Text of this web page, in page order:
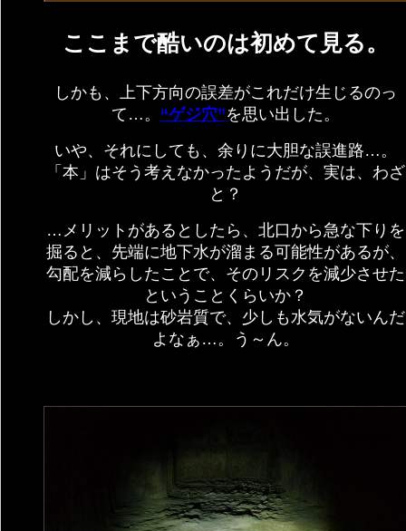
ここまで酷いのは初めて見る。
しかも、上下方向の誤差がこれだけ生じるのっ
て…。 “ゲジ穴”を思い出した。
いや、それにしても、余りに大胆な誤進路…。
「本」はそう考えなかったようだが、実は、わざ
と？
…メリットがあるとしたら、北口から急な下りを
掘ると、先端に地下水が溜まる可能性があるが、
勾配を減らしたことで、そのリスクを減少させた
ということくらいか？
しかし、現地は砂岩質で、少しも水気がないんだ
よなぁ…。う～ん。